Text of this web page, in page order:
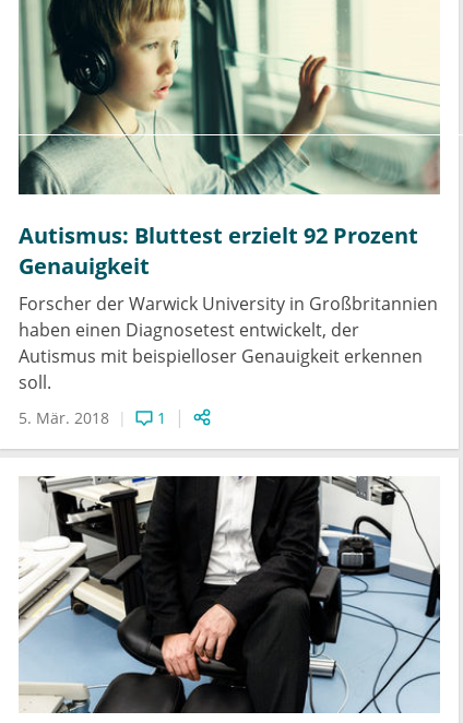
Autismus: Bluttest erzielt 92 Prozent
Genauigkeit
Forscher der Warwick University in Großbritannien
haben einen Diagnosetest entwickelt, der
Autismus mit beispielloser Genauigkeit erkennen
soll.
5. Mär. 2018 1